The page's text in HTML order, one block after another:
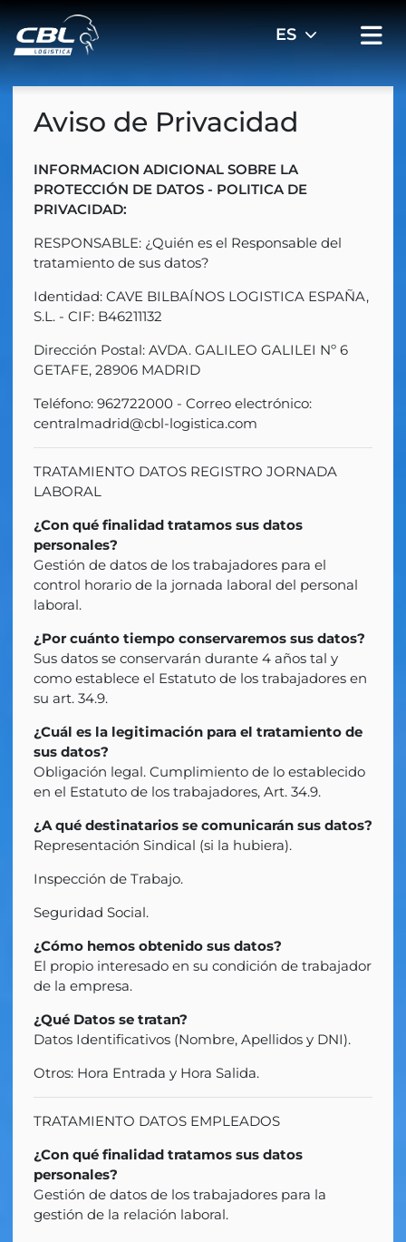
Aviso de Privacidad
INFORMACION ADICIONAL SOBRE LA
PROTECCIÓN DE DATOS - POLITICA DE
PRIVACIDAD:
RESPONSABLE: ¿Quién es el Responsable del
tratamiento de sus datos?
Identidad: CAVE BILBAÍNOS LOGISTICA ESPAÑA,
S.L. - CIF: B46211132
Dirección Postal: AVDA. GALILEO GALILEI Nº 6
GETAFE, 28906 MADRID
Teléfono: 962722000 - Correo electrónico:
centralmadrid@cbl-logistica.com
TRATAMIENTO DATOS REGISTRO JORNADA
LABORAL
¿Con qué finalidad tratamos sus datos
personales?
Gestión de datos de los trabajadores para el
control horario de la jornada laboral del personal
laboral.
¿Por cuánto tiempo conservaremos sus datos?
Sus datos se conservarán durante 4 años tal y
como establece el Estatuto de los trabajadores en
su art. 34.9.
¿Cuál es la legitimación para el tratamiento de
sus datos?
Obligación legal. Cumplimiento de lo establecido
en el Estatuto de los trabajadores, Art. 34.9.
¿A qué destinatarios se comunicarán sus datos?
Representación Sindical (si la hubiera).
Inspección de Trabajo.
Seguridad Social.
¿Cómo hemos obtenido sus datos?
El propio interesado en su condición de trabajador
de la empresa.
¿Qué Datos se tratan?
Datos Identificativos (Nombre, Apellidos y DNI).
Otros: Hora Entrada y Hora Salida.
TRATAMIENTO DATOS EMPLEADOS
¿Con qué finalidad tratamos sus datos
personales?
Gestión de datos de los trabajadores para la
gestión de la relación laboral.